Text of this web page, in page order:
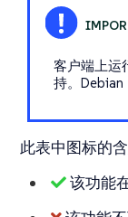
客户端上运
持。Debian
此表中图标的
该功能